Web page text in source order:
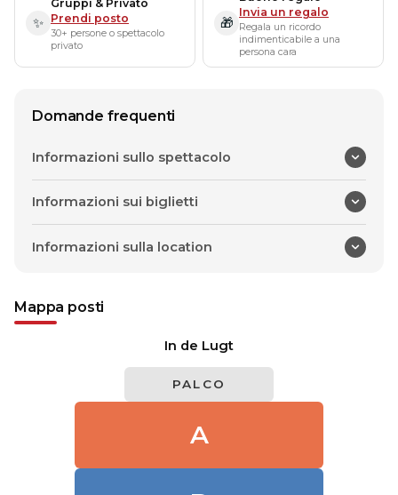
✨
Gruppi & Privato
Prendi posto
30+ persone o spettacolo
privato
🎁
Invia un regalo
Regala un ricordo
indimenticabile a una
persona cara
Domande frequenti
Informazioni sullo spettacolo
Informazioni sui biglietti
Informazioni sulla location
Mappa posti
In de Lugt
PALCO
A